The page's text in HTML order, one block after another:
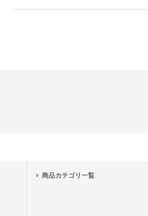
商品カテゴリ一覧